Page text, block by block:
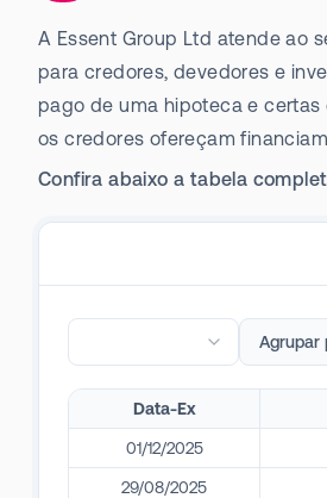
A Essent Group Ltd atende ao
para credores, devedores e
pago de uma hipoteca e
os credores ofereçam
Confira abaixo a tabela
Agrupar
Data-Ex
01/12/2025
29/08/2025